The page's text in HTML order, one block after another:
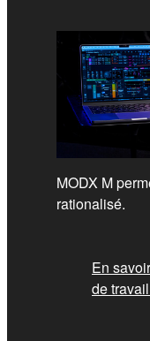
MODX M
rationalisé.
En
de travail